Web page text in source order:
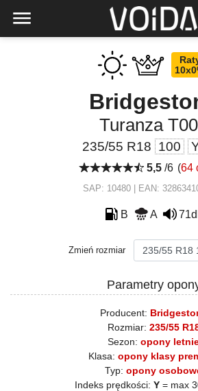
Turanza
235/55 R18 100
5,5/6 (64
SAP: 10480 | EAN:
B A
Zmień rozmiar
Parametry
Producent:
Rozmiar: 235/55
Sezon: opony
Klasa: opony klasy
Typ: opony
Indeks prędkości: Y = max